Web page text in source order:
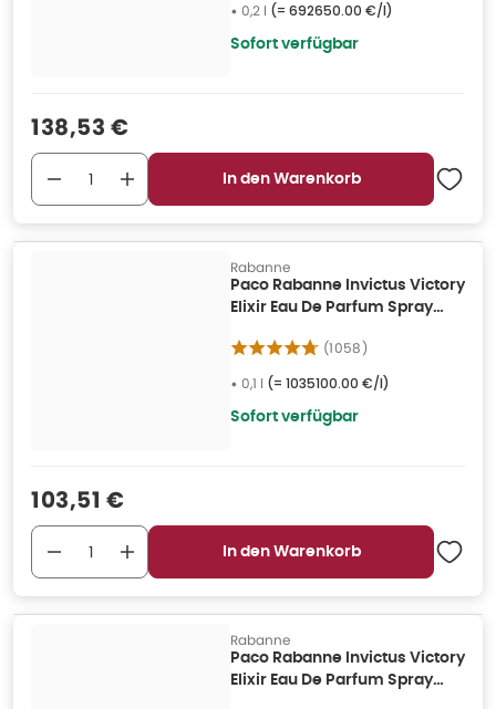
• 0,2 l (= 692650.00 €/l)
Sofort verfügbar
Verkaufspreis
138,53 €
In den Warenkorb
Rabanne
Paco Rabanne Invictus Victory
Elixir Eau De Parfum Spray
(1058)
• 0,1 l (= 1035100.00 €/l)
Sofort verfügbar
Verkaufspreis
103,51 €
In den Warenkorb
Rabanne
Paco Rabanne Invictus Victory
Elixir Eau De Parfum Spray